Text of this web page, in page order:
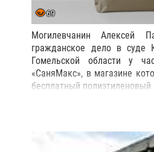
69
Могилевчанин Алексей
гражданское дело в суде
Гомельской области у
«СаняМакс», в магазине
бесплатный полиэтиленовый